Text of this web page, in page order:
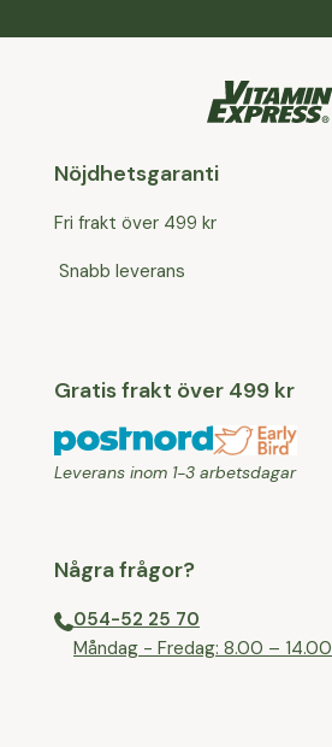
Nöjdhetsgaranti
Fri frakt över 499 kr
Snabb leverans
Gratis frakt över 499 kr
Leverans inom 1-3 arbetsdagar
Några frågor?
054-52 25 70
⁠Måndag - Fredag: 8.00 – 14.00